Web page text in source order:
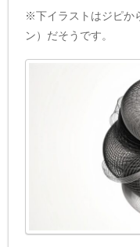
※下イラストはジピか
ン）だそうです。